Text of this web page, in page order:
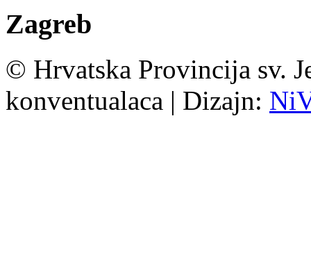
Zagreb
© Hrvatska Provincija sv.
konventualaca | Dizajn: